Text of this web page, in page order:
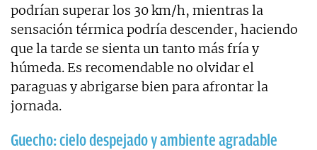
podrían superar los 30 km/h, mientras la
sensación térmica podría descender, haciendo
que la tarde se sienta un tanto más fría y
húmeda. Es recomendable no olvidar el
paraguas y abrigarse bien para afrontar la
jornada.
Guecho: cielo despejado y ambiente agradable